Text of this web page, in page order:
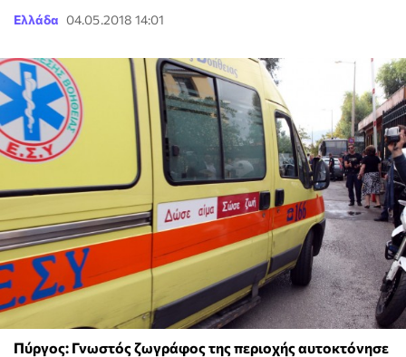
Ελλάδα 04.05.2018 14:01
Πύργος: Γνωστός ζωγράφος της περιοχής αυτοκτόνησε